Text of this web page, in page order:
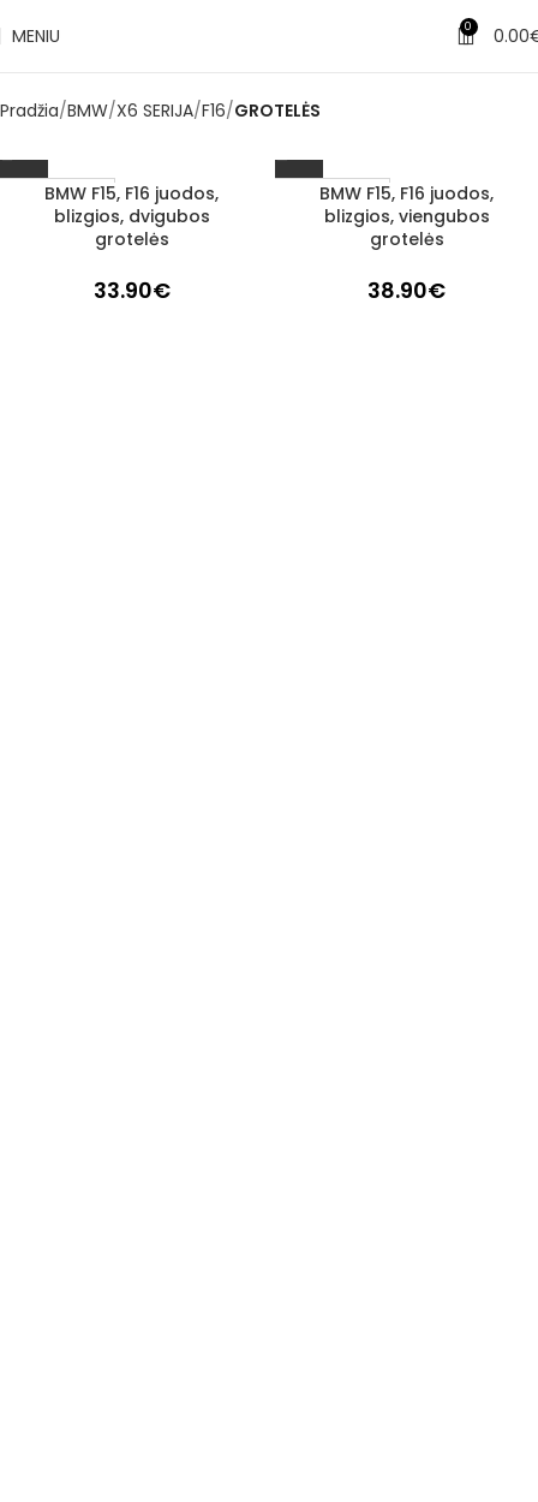
MENIU 0 0.00
Pradžia BMW X6 SERIJA F16 GROTELĖS
1–3 d. d.
BMW F15, F16 juodos,
blizgios, dvigubos
grotelės
33.90€
1–3 d. d.
BMW F15, F16 juodos,
blizgios, viengubos
grotelės
38.90€